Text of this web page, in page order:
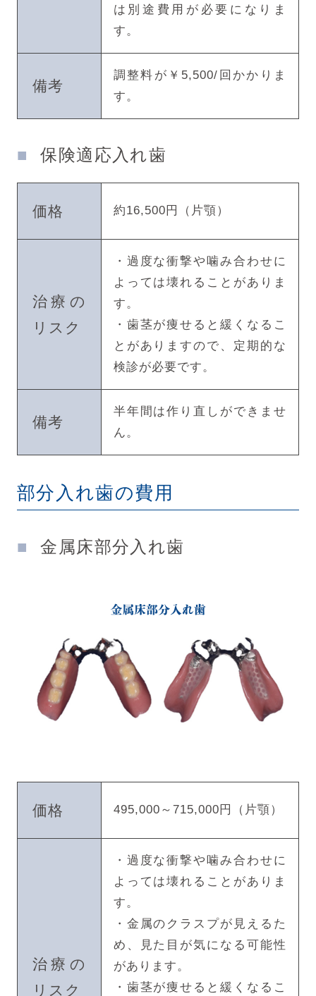
は別途費用が必要になりま
す。
備考
調整料が￥5,500/回かかりま
す。
保険適応入れ歯
価格 約16,500円（片顎）
治療の
リスク
・過度な衝撃や噛み合わせに
よっては壊れることがありま
す。
・歯茎が痩せると緩くなるこ
とがありますので、定期的な
検診が必要です。
備考
半年間は作り直しができませ
ん。
部分入れ歯の費用
金属床部分入れ歯
価格 495,000～715,000円（片顎）
治療の
リスク
・過度な衝撃や噛み合わせに
よっては壊れることがありま
す。
・金属のクラスプが見えるた
め、見た目が気になる可能性
があります。
・歯茎が痩せると緩くなるこ